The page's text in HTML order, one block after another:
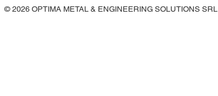
© 2026 OPTIMA METAL & ENGINEERING SOLUTIONS SRL